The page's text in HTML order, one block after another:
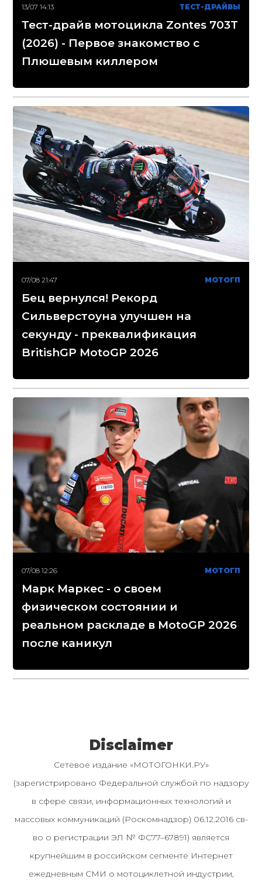
13/07 14:13 ТЕСТ-ДРАЙВЫ
Тест-драйв мотоцикла Zontes 703T
(2026) - Первое знакомство с
Плюшевым киллером
07/08 21:47 МОТОГП
Бец вернулся! Рекорд
Сильверстоуна улучшен на
секунду - преквалификация
BritishGP MotoGP 2026
07/08 12:26 МОТОГП
Марк Маркес - о своем
физическом состоянии и
реальном раскладе в MotoGP 2026
после каникул
Disclaimer
Сетевое издание «МОТОГОНКИ.РУ»
(зарегистрировано Федеральной службой по надзору
в сфере связи, информационных технологий и
массовых коммуникаций (Роскомнадзор) 06.12.2016 св-
во о регистрации ЭЛ № ФС77–67891) является
крупнейшим в российском сегменте Интернет
ежедневным СМИ о мотоциклетной индустрии,